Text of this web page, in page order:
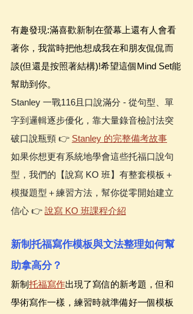
有趣發現:滿喜歡新制在螢幕上還有人會看
著你，我當時把他想成我在和朋友侃侃而
談(但還是按照著結構)!希望這個Mind Set能
幫助到你。
Stanley 一戰116且口說滿分 - 從句型、單
字到邏輯逐步優化，靠大量錄音檢討法突
破口說瓶頸 👉 Stanley 的完整備考故事
如果你想更有系統地學會這些托福口說句
型，我們的【說寫 KO 班】有整套模板＋
模擬題型＋練習方法，幫你從零開始建立
信心 👉 說寫 KO 班課程介紹
新制托福寫作模板與文法整理如何幫
助拿高分？
新制 托福寫作出現了寫信的新考題，但和
學術寫作一樣，練習時就準備好一個模板